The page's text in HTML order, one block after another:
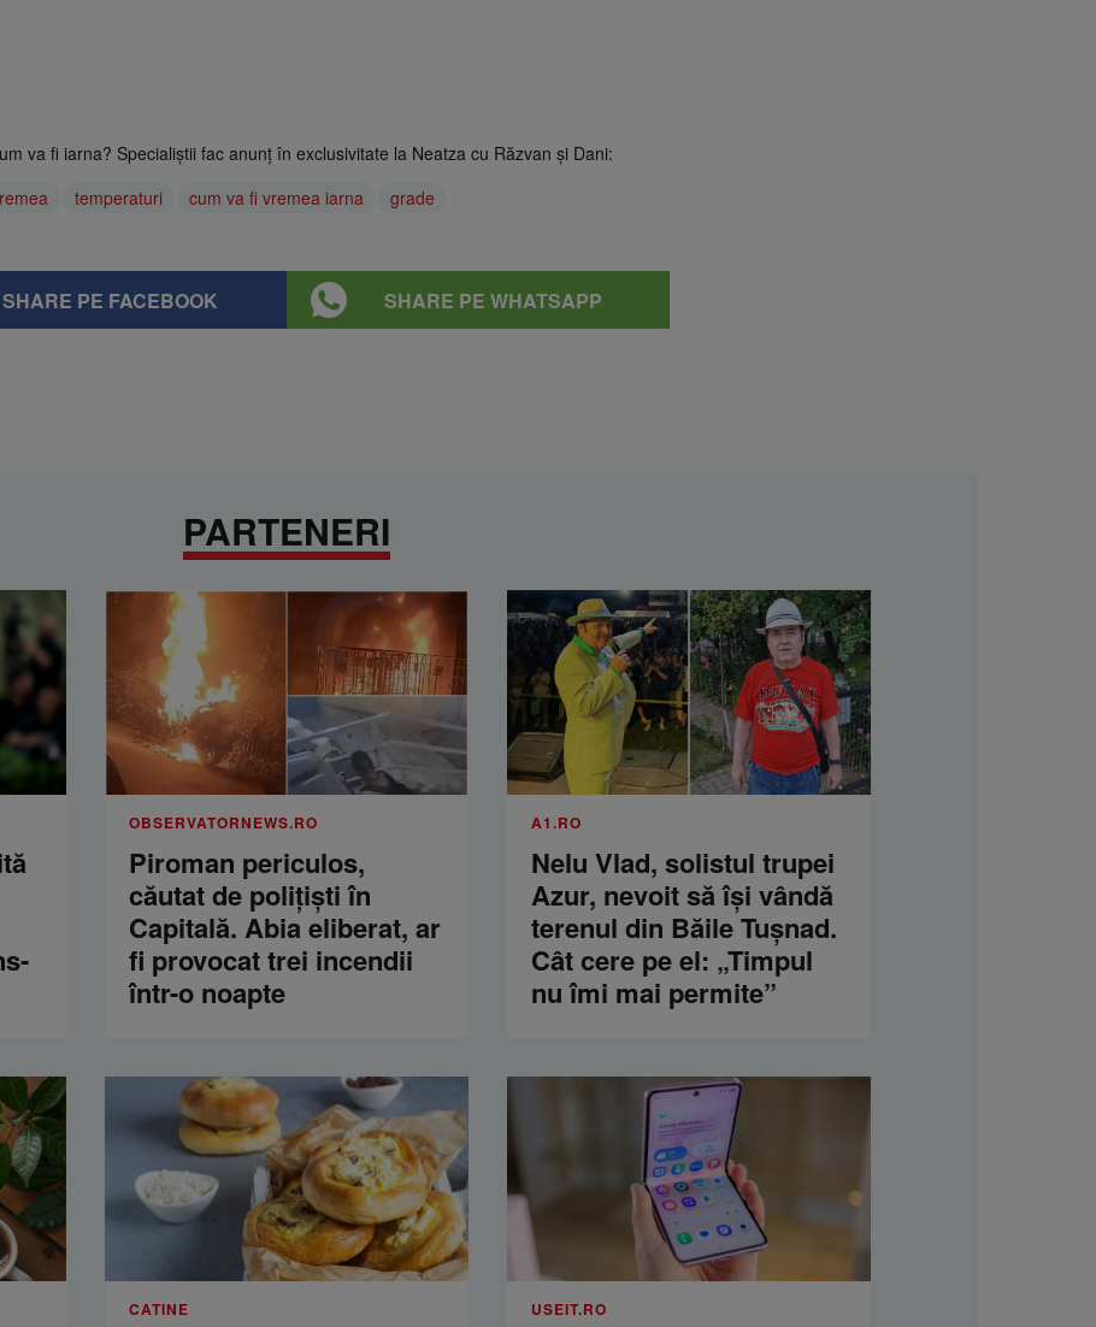
va fi iarna? Specialiştii fac anunţ în exclusivitate la Neatza cu Răzvan şi Dani:
temperaturi cum va fi vremea iarna grade
SHARE PE FACEBOOK SHARE PE WHATSAPP
PARTENERI
OBSERVATORNEWS.RO
Piroman periculos,
căutat de poliţişti în
Capitală. Abia eliberat, ar
fi provocat trei incendii
într-o noapte
A1.RO
Nelu Vlad, solistul trupei
Azur, nevoit să își vândă
terenul din Băile Tușnad.
Cât cere pe el: „Timpul
nu îmi mai permite”
CATINE USEIT.RO